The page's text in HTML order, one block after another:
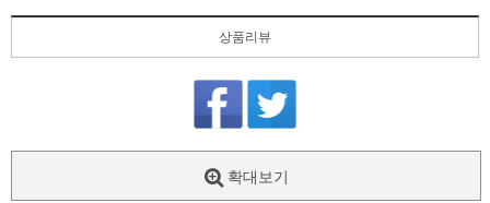
상품리뷰
확대보기